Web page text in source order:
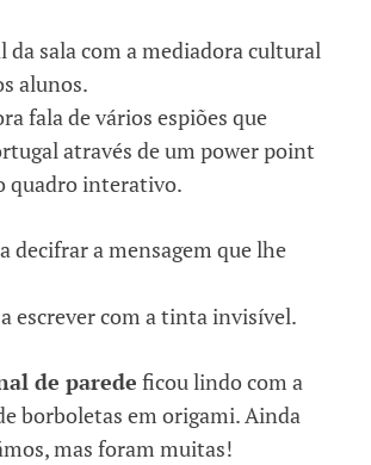
de parede ficou lindo com a
borboletas em origami. Ainda
mas foram muitas!